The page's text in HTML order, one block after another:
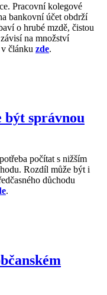
Pracovní kolegové
bankovní účet obdrží
o hrubé mzdě, čistou
na množství
článku zde.
být správnou
počítat s nižším
Rozdíl může být i
důchodu
.